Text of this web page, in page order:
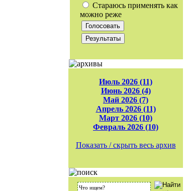
Стараюсь применять как
можно реже
Июль 2026 (11)
Июнь 2026 (4)
Май 2026 (7)
Апрель 2026 (11)
Март 2026 (10)
Февраль 2026 (10)
Показать / скрыть весь архив